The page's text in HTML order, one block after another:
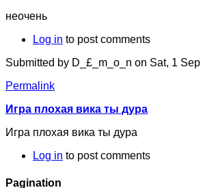
неочень
Log in to post comments
Submitted by D_£_m_o_n on Sat, 1
Permalink
Игра плохая вика ты дура
Игра плохая вика ты дура
Log in to post comments
Pagination